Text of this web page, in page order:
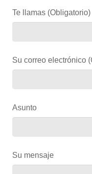
Te llamas (Obligatorio)
Su correo electrónico
Asunto
Su mensaje